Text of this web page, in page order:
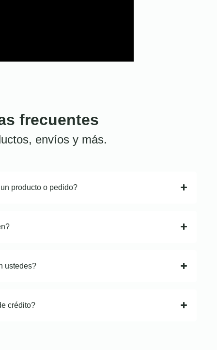
frecuentes
envíos y más.
producto o pedido?
ustedes?
crédito?